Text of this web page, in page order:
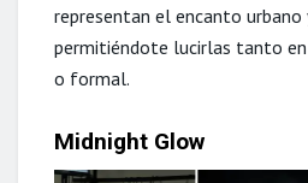
representan el encanto
permitiéndote lucirlas tanto
o formal.
Midnight Glow